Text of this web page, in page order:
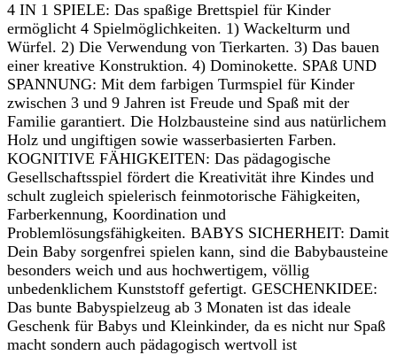
4 IN 1 SPIELE: Das spaßige Brettspiel für Kinder
ermöglicht 4 Spielmöglichkeiten. 1) Wackelturm und
Würfel. 2) Die Verwendung von Tierkarten. 3) Das bauen
einer kreative Konstruktion. 4) Dominokette. SPAß UND
SPANNUNG: Mit dem farbigen Turmspiel für Kinder
zwischen 3 und 9 Jahren ist Freude und Spaß mit der
Familie garantiert. Die Holzbausteine sind aus natürlichem
Holz und ungiftigen sowie wasserbasierten Farben.
KOGNITIVE FÄHIGKEITEN: Das pädagogische
Gesellschaftsspiel fördert die Kreativität ihre Kindes und
schult zugleich spielerisch feinmotorische Fähigkeiten,
Farberkennung, Koordination und
Problemlösungsfähigkeiten. BABYS SICHERHEIT: Damit
Dein Baby sorgenfrei spielen kann, sind die Babybausteine
besonders weich und aus hochwertigem, völlig
unbedenklichem Kunststoff gefertigt. GESCHENKIDEE:
Das bunte Babyspielzeug ab 3 Monaten ist das ideale
Geschenk für Babys und Kleinkinder, da es nicht nur Spaß
macht sondern auch pädagogisch wertvoll ist